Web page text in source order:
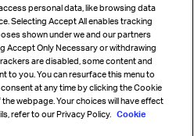
personal data, like browsing data
Selecting Accept All enables tracking
shown under we and our partners
Accept Only Necessary or withdrawing
are disabled, some content and
to you. You can resurface this menu to
at any time by clicking the Cookie
webpage. Your choices will have effect
refer to our Privacy Policy. Cookie